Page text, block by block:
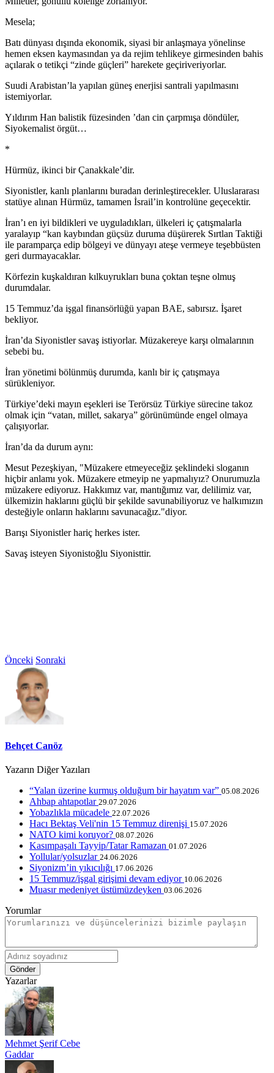
Mesela;
Batı dünyası dışında ekonomik, siyasi bir anlaşmaya yönelinse
hemen eksen kaymasından ya da rejim tehlikeye girmesinden bahis
açılarak o tetikçi “zinde güçleri” harekete geçiriveriyorlar.
Suudi Arabistan’la yapılan güneş enerjisi santrali yapılmasını
istemiyorlar.
Yıldırım Han balistik füzesinden ’dan cin çarpmışa döndüler,
Siyokemalist örgüt…
*
Hürmüz, ikinci bir Çanakkale’dir.
Siyonistler, kanlı planlarını buradan derinleştirecekler. Uluslararası
statüye alınan Hürmüz, tamamen İsrail’in kontrolüne geçecektir.
İran’ı en iyi bildikleri ve uyguladıkları, ülkeleri iç çatışmalarla
yaralayıp “kan kaybından güçsüz duruma düşürerek Sırtlan Taktiği
ile paramparça edip bölgeyi ve dünyayı ateşe vermeye teşebbüsten
geri durmayacaklar.
Körfezin kuşkaldıran kılkuyrukları buna çoktan teşne olmuş
durumdalar.
15 Temmuz’da işgal finansörlüğü yapan BAE, sabırsız. İşaret
bekliyor.
İran’da Siyonistler savaş istiyorlar. Müzakereye karşı olmalarının
sebebi bu.
İran yönetimi bölünmüş durumda, kanlı bir iç çatışmaya
sürükleniyor.
Türkiye’deki mayın eşekleri ise Terörsüz Türkiye sürecine takoz
olmak için “vatan, millet, sakarya” görünümünde engel olmaya
çalışıyorlar.
İran’da da durum aynı:
Mesut Pezeşkiyan, "Müzakere etmeyeceğiz şeklindeki sloganın
hiçbir anlamı yok. Müzakere etmeyip ne yapmalıyız? Onurumuzla
müzakere ediyoruz. Hakkımız var, mantığımız var, delilimiz var,
ülkemizin haklarını güçlü bir şekilde savunabiliyoruz ve halkımızın
desteğiyle onların haklarını savunacağız."diyor.
Barışı Siyonistler hariç herkes ister.
Savaş isteyen Siyonistoğlu Siyonisttir.
Önceki Sonraki
Behçet Canöz
Yazarın Diğer Yazıları
“Yalan üzerine kurmuş olduğum bir hayatım var” 05.08.2026
Ahbap ahtapotlar 29.07.2026
Yobazlıkla mücadele 22.07.2026
Hacı Bektaş Veli'nin 15 Temmuz direnişi 15.07.2026
NATO kimi koruyor? 08.07.2026
Kasımpaşalı Tayyip/Tatar Ramazan 01.07.2026
Yollular/yolsuzlar 24.06.2026
Siyonizm’in yıkıcılığı 17.06.2026
15 Temmuz/işgal girişimi devam ediyor 10.06.2026
Muasır medeniyet üstümüzdeyken 03.06.2026
Yorumlar
Gönder
Yazarlar
Mehmet Şerif Cebe
Gaddar